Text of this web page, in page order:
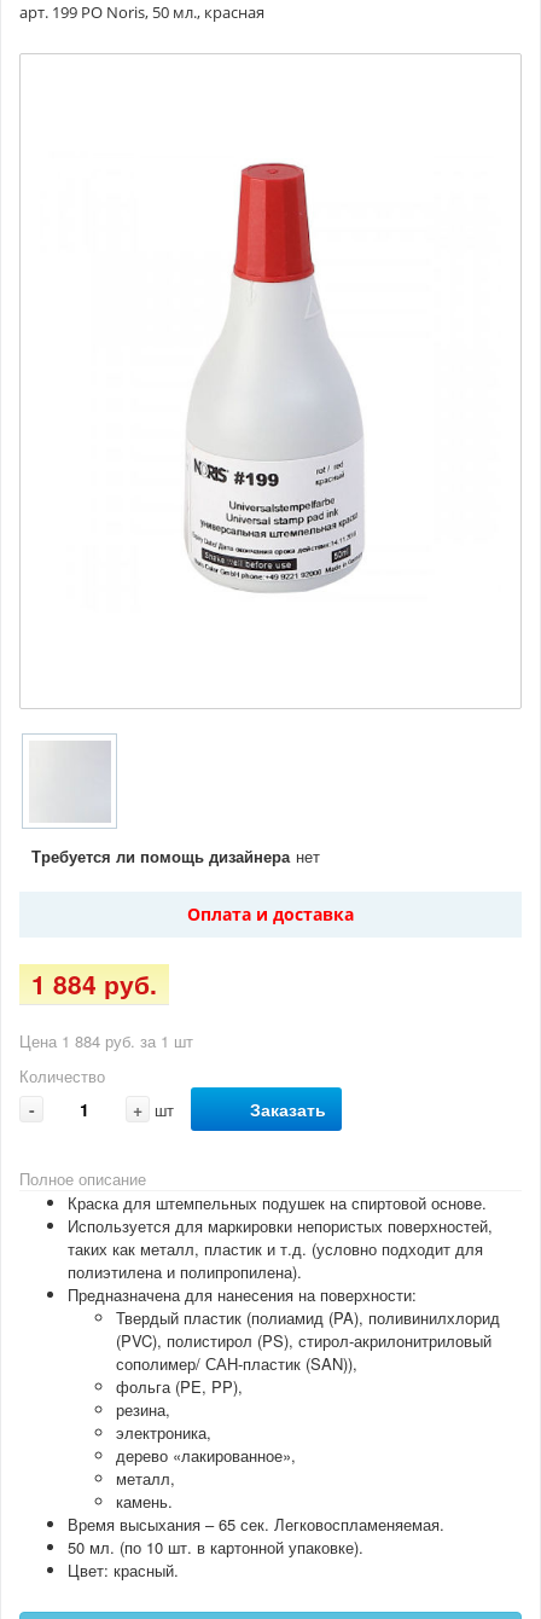
арт. 199 PO Noris, 50 мл., красная
Требуется ли помощь дизайнера нет
Оплата и доставка
1 884 руб.
Цена 1 884 руб. за 1 шт
Количество
- + шт Заказать
Полное описание
Краска для штемпельных подушек на спиртовой основе.
Используется для маркировки непористых поверхностей,
таких как металл, пластик и т.д. (условно подходит для
полиэтилена и полипропилена).
Предназначена для нанесения на поверхности:
Твердый пластик (полиамид (PA), поливинилхлорид
(PVC), полистирол (PS), стирол-акрилонитриловый
сополимер/ САН-пластик (SAN)),
фольга (PE, PP),
резина,
электроника,
дерево «лакированное»,
металл,
камень.
Время высыхания – 65 сек. Легковоспламеняемая.
50 мл. (по 10 шт. в картонной упаковке).
Цвет: красный.